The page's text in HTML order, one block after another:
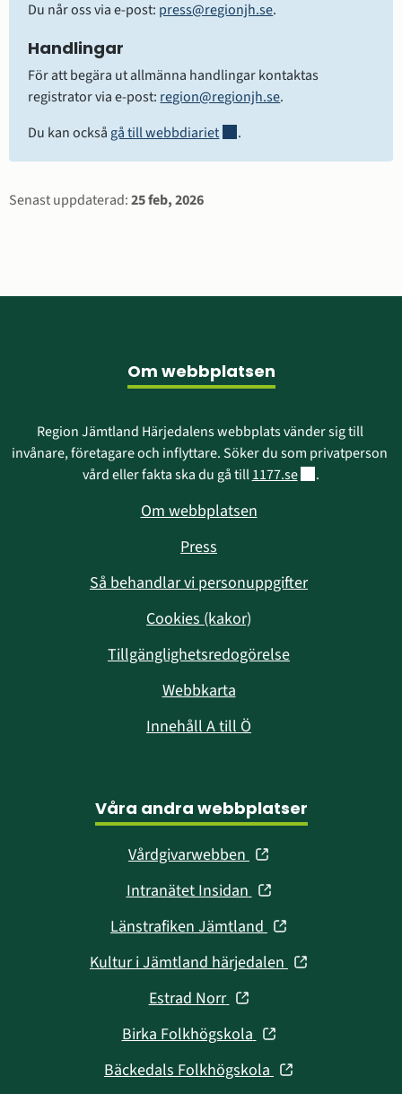
Du når oss via e-post: press@regionjh.se.
Handlingar
För att begära ut allmänna handlingar kontaktas
registrator via e-post: region@regionjh.se.
Du kan också gå till webbdiarietLänk till annan webbplats.
.
Sidinformation
Senast uppdaterad:25 feb, 2026
Om webbplatsen
Region Jämtland Härjedalens webbplats vänder sig till
invånare, företagare och inflyttare. Söker du som privatperson
vård eller fakta ska du gå till 1177.seLänk till annan
.
Om webbplatsen
Press
Så behandlar vi personuppgifter
Cookies (kakor)
Tillgänglighetsredogörelse
Webbkarta
Innehåll A till Ö
Våra andra webbplatser
Vårdgivarwebben (öppnas
nytt
fönster)
Intranätet Insidan (öppnas
nytt
fönster)
Länstrafiken Jämtland (öppnas
nytt
Kultur i Jämtland härjedalen (öppnas
Estrad Norr (öppnas
nytt
fönster)
Birka Folkhögskola (öppnas
nytt
Bäckedals Folkhögskola (öppnas